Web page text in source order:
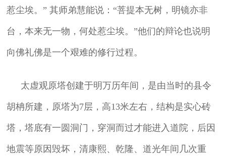
惹尘埃。” 其师弟慧能说：“菩提本无树，明镜亦非
台，本来无一物，何处惹尘埃。”他们的辩论也说明
向佛礼佛是一个艰难的修行过程。
太虚观原塔创建于明万历年间，是由当时的县令
胡柟所建，原塔为7层，高13米左右，结构是实心砖
塔，塔底有一圆洞门，穿洞而过才能进入道院，后因
地震等原因毁坏，清康熙、乾隆、道光年间几次重